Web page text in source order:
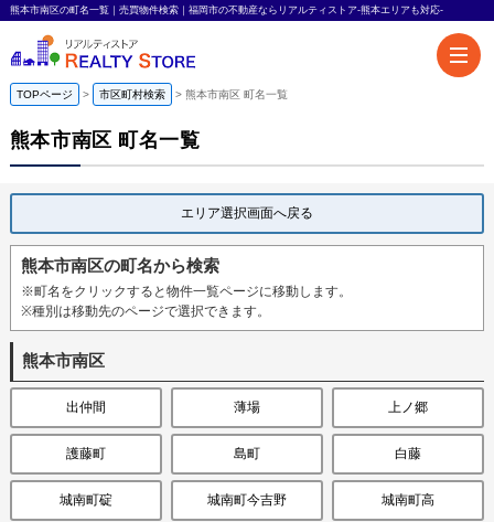
熊本市南区の町名一覧｜売買物件検索｜福岡市の不動産ならリアルティストア-熊本エリアも対応-
TOPページ 市区町村検索 熊本市南区 町名一覧
熊本市南区 町名一覧
エリア選択画面へ戻る
熊本市南区の町名から検索
※町名をクリックすると物件一覧ページに移動します。
※種別は移動先のページで選択できます。
熊本市南区
出仲間 薄場 上ノ郷
護藤町 島町 白藤
城南町碇 城南町今吉野 城南町高